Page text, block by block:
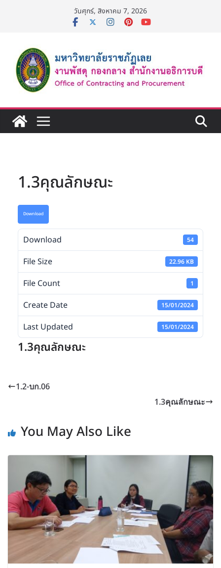
วันศุกร์, สิงหาคม 7, 2026
1.3คุณลักษณะ
Download
Download 54
File Size 22.96 KB
File Count 1
Create Date 15/01/2024
Last Updated 15/01/2024
1.3คุณลักษณะ
1.2-บก.06
1.3คุณลักษณะ
You May Also Like